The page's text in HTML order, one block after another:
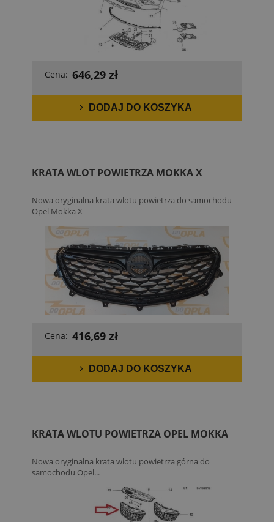
Cena: 646,29 zł
DODAJ DO KOSZYKA
KRATA WLOT POWIETRZA MOKKA X
Nowa oryginalna krata wlotu powietrza do samochodu
Opel Mokka X
Cena: 416,69 zł
DODAJ DO KOSZYKA
KRATA WLOTU POWIETRZA OPEL MOKKA
Nowa oryginalna krata wlotu powietrza górna do
samochodu Opel...